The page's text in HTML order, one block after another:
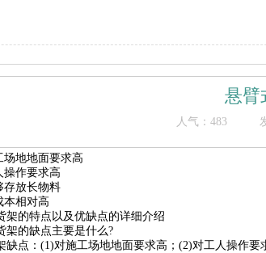
悬臂
人气： 483
场地地面要求高
操作要求高
存放长物料
本相对高
架的特点以及优缺点的详细介绍
架的缺点主要是什么?
缺点：(1)对施工场地地面要求高；(2)对工人操作